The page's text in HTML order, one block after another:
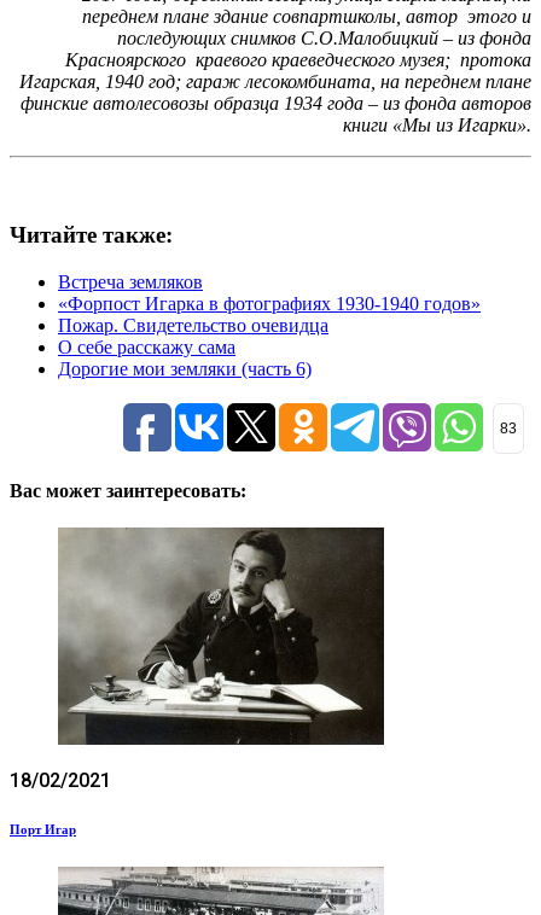
переднем плане здание совпартшколы, автор этого и
последующих снимков С.О.Малобицкий – из фонда
Красноярского краевого краеведческого музея; протока
Игарская, 1940 год; гараж лесокомбината, на переднем плане
финские автолесовозы образца 1934 года – из фонда авторов
книги «Мы из Игарки».
Читайте также:
Встреча земляков
«Форпост Игарка в фотографиях 1930-1940 годов»
Пожар. Свидетельство очевидца
О себе расскажу сама
Дорогие мои земляки (часть 6)
83
Вас может заинтересовать:
18/02/2021
Порт Игар